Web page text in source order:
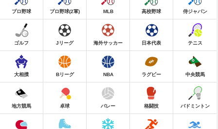
プロ野球 プロ野球(2軍) MLB 高校野球 侍ジャパン
ゴルフ Jリーグ 海外サッカー 日本代表 テニス
大相撲 Bリーグ NBA ラグビー 中央競馬
地方競馬 卓球 バレー 格闘技 バドミントン